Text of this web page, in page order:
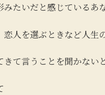
たいだと感じているあ
人を選ぶときなど人生
て言うことを聞かない